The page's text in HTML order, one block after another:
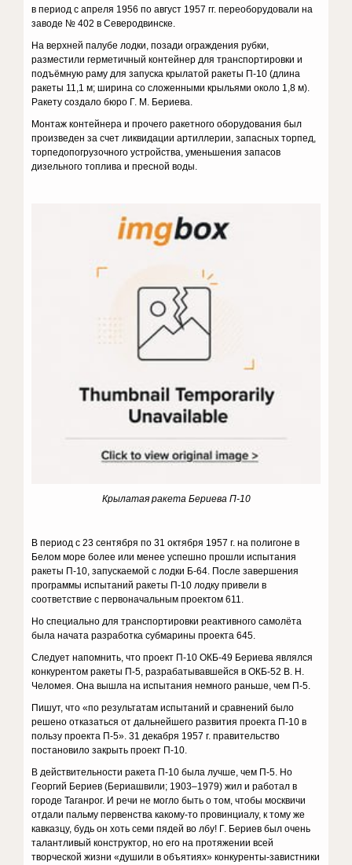
в период с апреля 1956 по август 1957 гг. переоборудовали на
заводе № 402 в Северодвинске.
На верхней палубе лодки, позади ограждения рубки,
разместили герметичный контейнер для транспортировки и
подъёмную раму для запуска крылатой ракеты П-10 (длина
ракеты 11,1 м; ширина со сложенными крыльями около 1,8 м).
Ракету создало бюро Г. М. Бериева.
Монтаж контейнера и прочего ракетного оборудования был
произведен за счет ликвидации артиллерии, запасных торпед,
торпедопогрузочного устройства, уменьшения запасов
дизельного топлива и пресной воды.
Крылатая ракета Бериева П-10
В период с 23 сентября по 31 октября 1957 г. на полигоне в
Белом море более или менее успешно прошли испытания
ракеты П-10, запускаемой с лодки Б-64. После завершения
программы испытаний ракеты П-10 лодку привели в
соответствие с первоначальным проектом 611.
Но специально для транспортировки реактивного самолёта
была начата разработка субмарины проекта 645.
Следует напомнить, что проект П-10 ОКБ-49 Бериева являлся
конкурентом ракеты П-5, разрабатывавшейся в ОКБ-52 В. Н.
Челомея. Она вышла на испытания немного раньше, чем П-5.
Пишут, что «по результатам испытаний и сравнений было
решено отказаться от дальнейшего развития проекта П-10 в
пользу проекта П-5». 31 декабря 1957 г. правительство
постановило закрыть проект П-10.
В действительности ракета П-10 была лучше, чем П-5. Но
Георгий Бериев (Бериашвили; 1903–1979) жил и работал в
городе Таганрог. И речи не могло быть о том, чтобы москвичи
отдали пальму первенства какому-то провинциалу, к тому же
кавказцу, будь он хоть семи пядей во лбу! Г. Бериев был очень
талантливый конструктор, но его на протяжении всей
творческой жизни «душили в объятиях» конкуренты-завистники